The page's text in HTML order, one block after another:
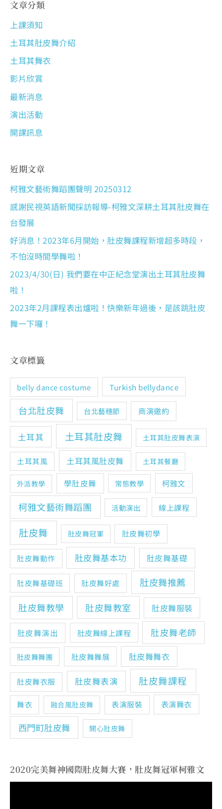
文章分類
上課須知
土耳其肚皮舞介紹
土耳其舞衣
影片欣賞
最新消息
演出活動
開課訊息
近期文章
柯雅文藝術舞蹈團聲明 20250312
感謝民視英語新聞採訪報導-柯雅文深耕土耳其肚皮舞在
台發展
好消息！2023年6月開始，肚皮舞課程新增超多時段，
不怕沒時間學舞啦！
2023/4/30(日) 我們要在中正紀念堂演出土耳其肚皮舞
啦！
2023年2月課程表出爐啦！快樂新年過後，是該跳肚皮
舞一下囉！
文章標籤
belly dance costume Turkish bellydance
台北肚皮舞 台北藝穗節 商演邀約
土耳其 土耳其肚皮舞 土耳其肚皮舞表演
土耳其風 土耳其風肚皮舞 土耳其餐廳
外派教學 學肚皮舞 常態教學 柯雅文
柯雅文藝術舞蹈團 活動演出 線上課程
肚皮舞 肚皮舞冠軍 肚皮舞初學
肚皮舞動作 肚皮舞基本功 肚皮舞基礎
肚皮舞基礎班 肚皮舞好處
肚皮舞推薦
肚皮舞教學
肚皮舞教室 肚皮舞服裝
肚皮舞演出 肚皮舞線上課程 肚皮舞老師
肚皮舞舞團 肚皮舞舞展 肚皮舞舞衣
肚皮舞衣服 肚皮舞表演 肚皮舞課程
舞衣 融合風肚皮舞 表演服裝 表演舞衣
西門町肚皮舞 開心肚皮舞
2020完美舞神國際肚皮舞大賽，肚皮舞冠軍柯雅文